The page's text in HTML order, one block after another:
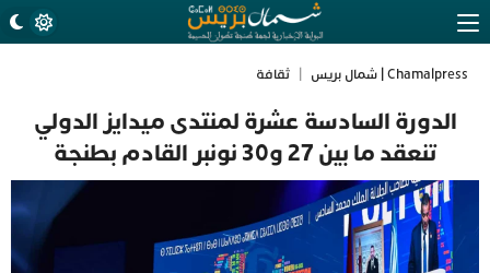
Chamalpress | شمال بريس ثقافة
الدورة السادسة عشرة لمنتدى ميدايز الدولي
تنعقد ما بين 27 و30 نونبر القادم بطنجة